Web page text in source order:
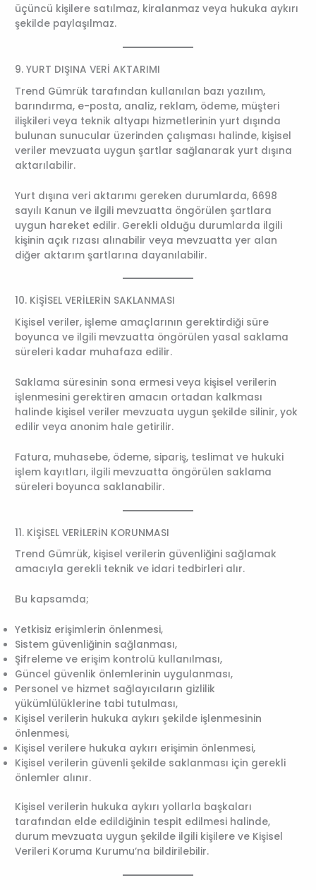
üçüncü kişilere satılmaz, kiralanmaz veya hukuka aykırı
şekilde paylaşılmaz.
9. YURT DIŞINA VERİ AKTARIMI
Trend Gümrük tarafından kullanılan bazı yazılım,
barındırma, e-posta, analiz, reklam, ödeme, müşteri
ilişkileri veya teknik altyapı hizmetlerinin yurt dışında
bulunan sunucular üzerinden çalışması halinde, kişisel
veriler mevzuata uygun şartlar sağlanarak yurt dışına
aktarılabilir.
Yurt dışına veri aktarımı gereken durumlarda, 6698
sayılı Kanun ve ilgili mevzuatta öngörülen şartlara
uygun hareket edilir. Gerekli olduğu durumlarda ilgili
kişinin açık rızası alınabilir veya mevzuatta yer alan
diğer aktarım şartlarına dayanılabilir.
10. KİŞİSEL VERİLERİN SAKLANMASI
Kişisel veriler, işleme amaçlarının gerektirdiği süre
boyunca ve ilgili mevzuatta öngörülen yasal saklama
süreleri kadar muhafaza edilir.
Saklama süresinin sona ermesi veya kişisel verilerin
işlenmesini gerektiren amacın ortadan kalkması
halinde kişisel veriler mevzuata uygun şekilde silinir, yok
edilir veya anonim hale getirilir.
Fatura, muhasebe, ödeme, sipariş, teslimat ve hukuki
işlem kayıtları, ilgili mevzuatta öngörülen saklama
süreleri boyunca saklanabilir.
11. KİŞİSEL VERİLERİN KORUNMASI
Trend Gümrük, kişisel verilerin güvenliğini sağlamak
amacıyla gerekli teknik ve idari tedbirleri alır.
Bu kapsamda;
Yetkisiz erişimlerin önlenmesi,
Sistem güvenliğinin sağlanması,
Şifreleme ve erişim kontrolü kullanılması,
Güncel güvenlik önlemlerinin uygulanması,
Personel ve hizmet sağlayıcıların gizlilik
yükümlülüklerine tabi tutulması,
Kişisel verilerin hukuka aykırı şekilde işlenmesinin
önlenmesi,
Kişisel verilere hukuka aykırı erişimin önlenmesi,
Kişisel verilerin güvenli şekilde saklanması için gerekli
önlemler alınır.
Kişisel verilerin hukuka aykırı yollarla başkaları
tarafından elde edildiğinin tespit edilmesi halinde,
durum mevzuata uygun şekilde ilgili kişilere ve Kişisel
Verileri Koruma Kurumu’na bildirilebilir.